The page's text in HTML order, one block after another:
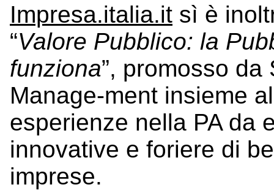
Impresa.italia.it sì è
“Valore Pubblico: la
funziona”, promosso
Manage-ment insieme
esperienze nella PA da
innovative e foriere di
imprese.